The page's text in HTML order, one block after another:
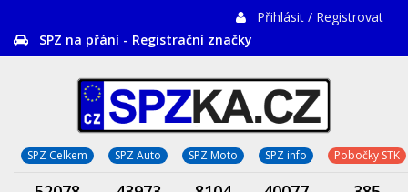
Přihlásit / Registrovat
SPZ na přání - Registrační značky
SPZ Celkem SPZ Auto SPZ Moto SPZ info Pobočky STK